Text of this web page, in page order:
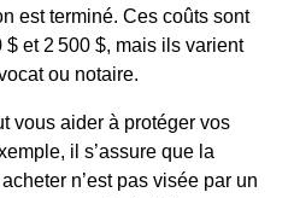
est terminé. Ces coûts sont
et 2 500 $, mais ils varient
ou notaire.
vous aider à protéger vos
il s’assure que la
n’est pas visée par un